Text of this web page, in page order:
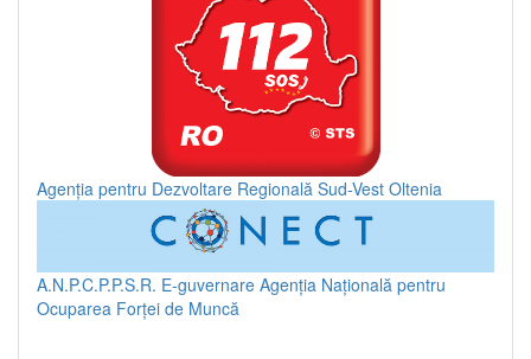
Agenția pentru Dezvoltare Regională Sud-Vest Oltenia
A.N.P.C.P.P.S.R. E-guvernare Agenția Națională pentru
Ocuparea Forței de Muncă